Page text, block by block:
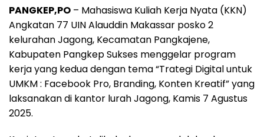
c
e
b
o
o
k
a
t
s
A
p
p
l
e
g
r
a
m
r
e
a
d
s
a
r
e
PANGKEP,PO – Mahasiswa Kuliah Kerja Nyata (KKN)
Angkatan 77 UIN Alauddin Makassar posko 2
kelurahan Jagong, Kecamatan Pangkajene,
Kabupaten Pangkep Sukses menggelar program
kerja yang kedua dengan tema “Trategi Digital untuk
UMKM : Facebook Pro, Branding, Konten Kreatif” yang
laksanakan di kantor lurah Jagong, Kamis 7 Agustus
2025.